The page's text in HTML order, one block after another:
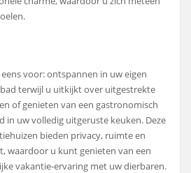
voor: ontspannen in uw eigen
terwijl u uitkijkt over uitgestrekte
of genieten van een gastronomisch
in uw volledig uitgeruste keuken. Deze
bieden privacy, ruimte en
waardoor u kunt genieten van een
vakantie-ervaring met uw dierbaren.